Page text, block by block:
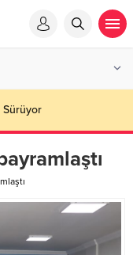
Yerleştirme Kılavuzu
– Kocaeli Haber